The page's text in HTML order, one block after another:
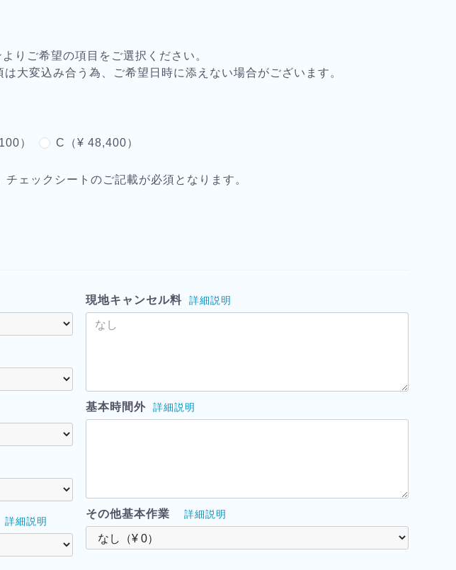
りご希望の項目をご選択ください。
大変込み合う為、ご希望日時に添えない場合がございます。
） C（¥ 48,400）
ェックシートのご記載が必須となります。
詳細説明
現地キャンセル料 詳細説明
基本時間外 詳細説明
その他基本作業 詳細説明